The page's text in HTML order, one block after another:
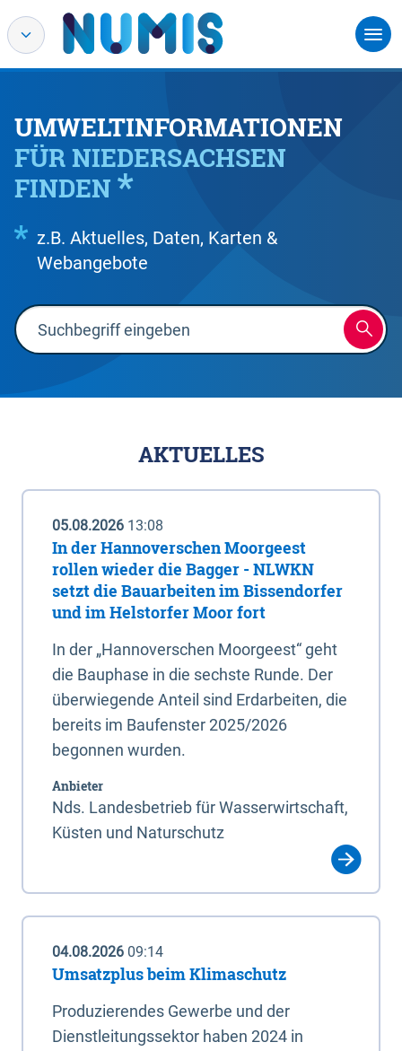
UMWELTINFORMATIONEN
FÜR NIEDERSACHSEN
FINDEN
z.B. Aktuelles, Daten, Karten &
Webangebote
AKTUELLES
05.08.2026 13:08
In der Hannoverschen Moorgeest
rollen wieder die Bagger - NLWKN
setzt die Bauarbeiten im Bissendorfer
und im Helstorfer Moor fort
In der „Hannoverschen Moorgeest“ geht
die Bauphase in die sechste Runde. Der
überwiegende Anteil sind Erdarbeiten, die
bereits im Baufenster 2025/2026
begonnen wurden.
Anbieter
Nds. Landesbetrieb für Wasserwirtschaft,
Küsten und Naturschutz
04.08.2026 09:14
Umsatzplus beim Klimaschutz
Produzierendes Gewerbe und der
Dienstleitungssektor haben 2024 in